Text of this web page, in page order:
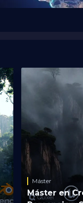
Máster
Máster en